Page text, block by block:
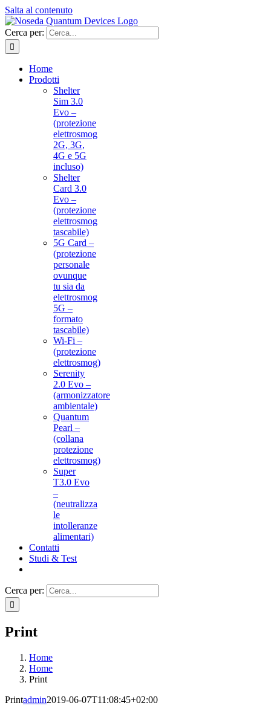
Salta al contenuto
Cerca per:
Home
Prodotti
Shelter
Sim 3.0
Evo –
(protezione
elettrosmog
2G, 3G,
4G e 5G
incluso)
Shelter
Card 3.0
Evo –
(protezione
elettrosmog
tascabile)
5G Card –
(protezione
personale
ovunque
tu sia da
elettrosmog
5G –
formato
tascabile)
Wi-Fi –
(protezione
elettrosmog)
Serenity
2.0 Evo –
(armonizzatore
ambientale)
Quantum
Pearl –
(collana
protezione
elettrosmog)
Super
T3.0 Evo
–
(neutralizza
le
intolleranze
alimentari)
Contatti
Studi & Test
Cerca per:
Print
Home
Home
Print
Printadmin2019-06-07T11:08:45+02:00